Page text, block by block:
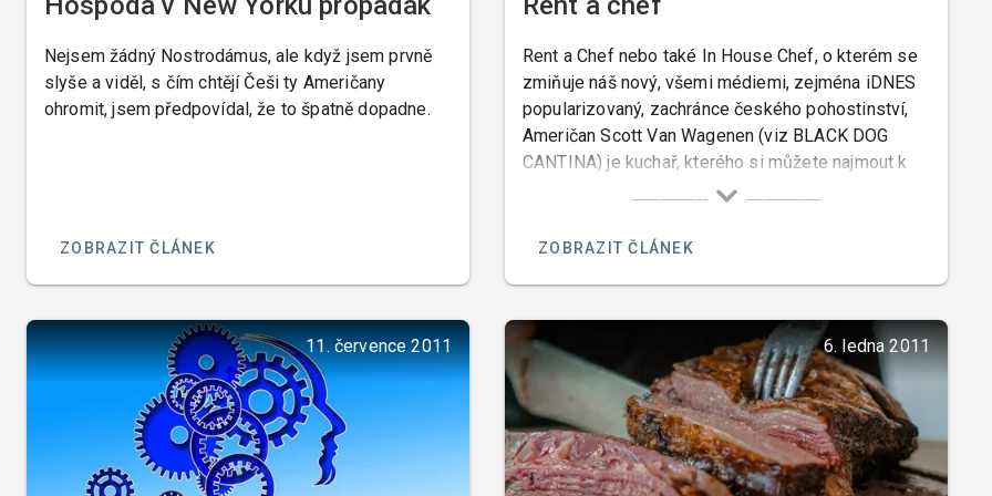
Nejsem žádný Nostrodámus, ale když jsem prvně
slyše a viděl, s čím chtějí Češi ty Američany
ohromit, jsem předpovídal, že to špatně dopadne.
ZOBRAZIT ČLÁNEK
Rent a Chef nebo také In House Chef, o kterém se
zmiňuje náš nový, všemi médiemi, zejména iDNES
popularizovaný, zachránce českého pohostinství,
Američan Scott Van Wagenen (viz BLACK DOG
CANTINA) je kuchař, kterého si můžete najmout k
přípravě jídel případně i nápojů, ve vaši domácí či
zařízení, z vámi vybraných potravin, eventuálně
ZOBRAZIT ČLÁNEK
11. července 2011 6. ledna 2011